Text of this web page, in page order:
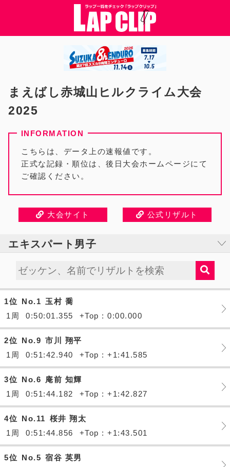
まえばし赤城山ヒルクライム大会
2025
こちらは、データ上の速報値です。
正式な記録・順位は、後日大会ホームページにて
ご確認ください。
大会サイト 公式リザルト
エキスパート男子
1位 No.1 玉村 喬
1周
0:50:01.355 +Top : 0:00.000
2位 No.9 市川 翔平
1周
0:51:42.940 +Top : +1:41.585
3位 No.6 庵前 知輝
1周
0:51:44.182 +Top : +1:42.827
4位 No.11 桜井 翔太
1周
0:51:44.856 +Top : +1:43.501
5位 No.5 宿谷 英男